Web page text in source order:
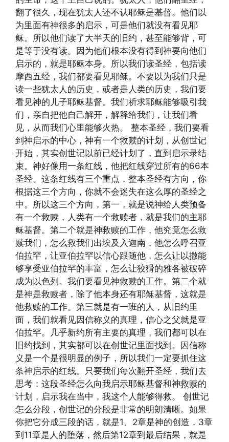
翻了很久，现在犹太人还不认耶稣是基督。他们以
为里面有神很多的启示，可是他们就没有看见耶
稣。所以他们读了大半天的旧约，甚至能够背，可
是等于没有读。因为他们根本没有得到神要向他们
启示的，就是耶稣本身。所以我们读圣经，包括读
摩西五经，我们都要看见耶稣。不要以为我们只是
读一些犹太人的历史，或者是人类的历史，我们要
看见神的儿子耶稣基督。我们祈求耶稣能够吸引我
们，亲自把他自己解开，解释给我们，让我们看
见，从而我们心里能够火热。 整本圣经，我们要看
到神启示的中心，神有一个救赎的计划，从创世记
开始，其实创世记以前已经计划了，直到启示录结
束。神好像用一条红线，他把红线穿过所有的66本
圣经。这条红线有三个重点，整本圣经有方向，你
根据这三个方向，你就不会迷失在这么厚的圣经之
中。所以这三个方向，第一，就是说神给人类预备
有一个救赎，人类有一个救赎者，就是我们的主耶
稣基督。第二个就是神救赎的工作，他究竟怎么救
赎我们，怎么救我们出埃及入迦南，他怎么呼召亚
伯拉罕，让亚伯拉罕以信心跟随他，怎么让以撒能
够享受亚伯拉罕的丰富，怎么让狡猾的雅各被破碎
成为以色列。我们要看见神救赎的工作。第二个就
是神是救赎者，除了他本身还有耶稣基督，这就是
他救赎的工作。第三就是有一班的人，从旧约里
面，我们就看见因信称义的真理，信心之父就是亚
伯拉罕。几乎新约所有主要的真理，我们都可以在
旧约找到，其实都可以在创世记里面找到。因信称
义是一个是很明显的例子，所以我们一定要抓住这
条神启示的红线。只要我们每次翻开圣经，我们去
思考：这段圣经怎么向我启示耶稣基督和神救赎的
计划，启示我在当中，我这个人能够得救。 创世记
怎么分段，创世记的分段是非常的明朗清晰。如果
你把它分成三段的话，就是1、2章是神的创造，3章
到11章是人的堕落，然后第12章到最后结果，就是